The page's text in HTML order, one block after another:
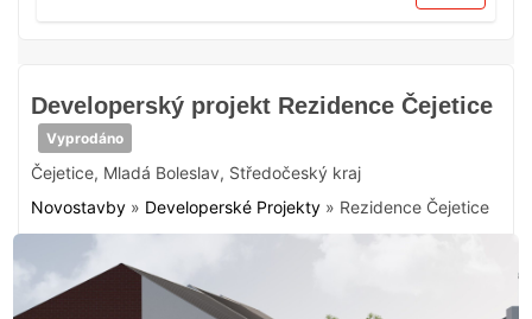
Developerský projekt Rezidence Čejetice
Vyprodáno
Čejetice, Mladá Boleslav, Středočeský kraj
Novostavby » Developerské Projekty » Rezidence Čejetice